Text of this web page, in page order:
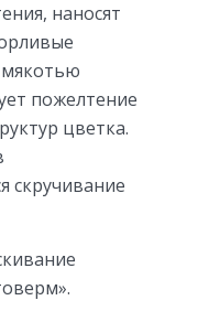
наносят
пожелтение
цветка.
скручивание